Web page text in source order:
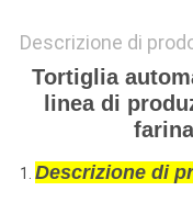
Descrizione di
Tortiglia
linea di
1. Descrizione di